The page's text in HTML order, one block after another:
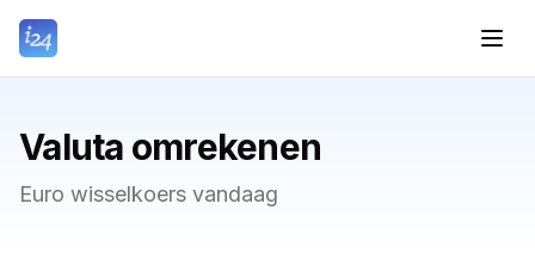
Valuta omrekenen
Euro wisselkoers vandaag